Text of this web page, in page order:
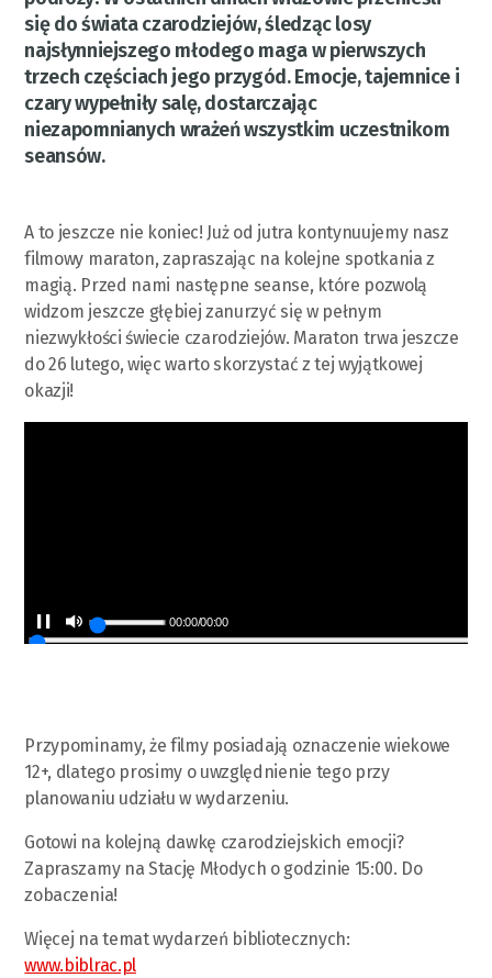
się do świata czarodziejów, śledząc losy
najsłynniejszego młodego maga w pierwszych
trzech częściach jego przygód. Emocje, tajemnice i
czary wypełniły salę, dostarczając
niezapomnianych wrażeń wszystkim uczestnikom
seansów.
A to jeszcze nie koniec! Już od jutra kontynuujemy nasz
filmowy maraton, zapraszając na kolejne spotkania z
magią. Przed nami następne seanse, które pozwolą
widzom jeszcze głębiej zanurzyć się w pełnym
niezwykłości świecie czarodziejów. Maraton trwa jeszcze
do 26 lutego, więc warto skorzystać z tej wyjątkowej
okazji!
00:00/00:00
Przypominamy, że filmy posiadają oznaczenie wiekowe
12+, dlatego prosimy o uwzględnienie tego przy
planowaniu udziału w wydarzeniu.
Gotowi na kolejną dawkę czarodziejskich emocji?
Zapraszamy na Stację Młodych o godzinie 15:00. Do
zobaczenia!
Więcej na temat wydarzeń bibliotecznych:
www.biblrac.pl